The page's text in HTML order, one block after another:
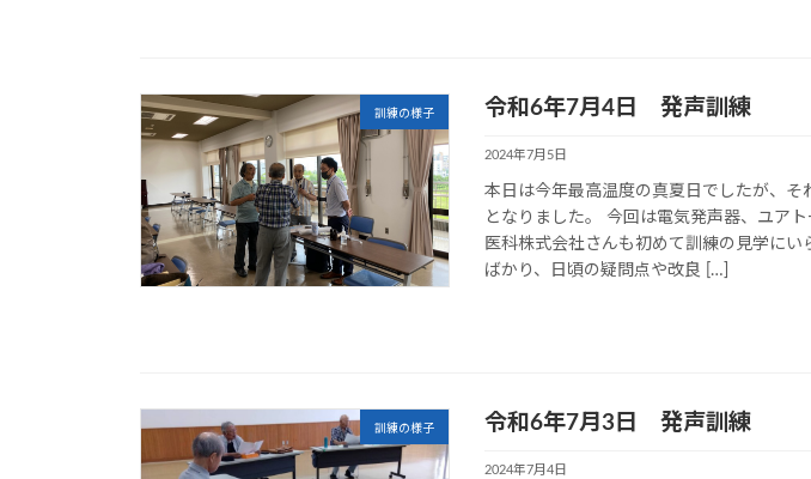
訓練の様子 令和6年7月4日 発声訓練
2024年7月5日
本日は今年最高温度の真夏日でしたが、そ
となりました。 今回は電気発声器、ユア
医科株式会社さんも初めて訓練の見学にい
ばかり、日頃の疑問点や改良 […]
訓練の様子 令和6年7月3日 発声訓練
2024年7月4日